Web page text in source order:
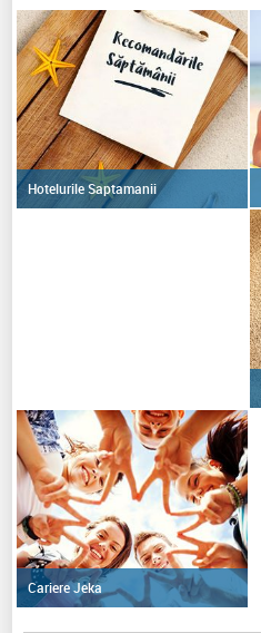
Hotelurile Saptamanii
Cariere Jeka